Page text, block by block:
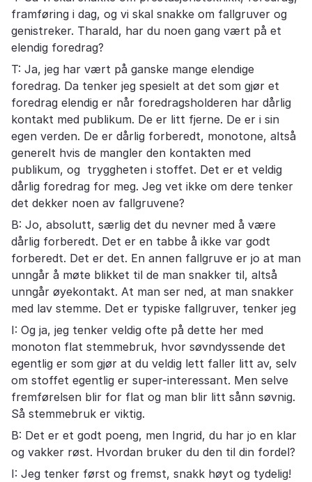
framføring i dag, og vi skal snakke om fallgruver og
genistreker. Tharald, har du noen gang vært på et
elendig foredrag?
T: Ja, jeg har vært på ganske mange elendige
foredrag. Da tenker jeg spesielt at det som gjør et
foredrag elendig er når foredragsholderen har dårlig
kontakt med publikum. De er litt fjerne. De er i sin
egen verden. De er dårlig forberedt, monotone, altså
generelt hvis de mangler den kontakten med
publikum, og tryggheten i stoffet. Det er et veldig
dårlig foredrag for meg. Jeg vet ikke om dere tenker
det dekker noen av fallgruvene?
B: Jo, absolutt, særlig det du nevner med å være
dårlig forberedt. Det er en tabbe å ikke var godt
forberedt. Det er det. En annen fallgruve er jo at man
unngår å møte blikket til de man snakker til, altså
unngår øyekontakt. At man ser ned, at man snakker
med lav stemme. Det er typiske fallgruver, tenker jeg
I: Og ja, jeg tenker veldig ofte på dette her med
monoton flat stemmebruk, hvor søvndyssende det
egentlig er som gjør at du veldig lett faller litt av, selv
om stoffet egentlig er super-interessant. Men selve
fremførelsen blir for flat og man blir litt sånn søvnig.
Så stemmebruk er viktig.
B: Det er et godt poeng, men Ingrid, du har jo en klar
og vakker røst. Hvordan bruker du den til din fordel?
I: Jeg tenker først og fremst, snakk høyt og tydelig!